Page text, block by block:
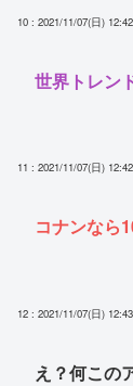
10 : 2021/11/07(日)
世界トレン
11 : 2021/11/07(日)
コナンなら
12 : 2021/11/07(日)
え？何この